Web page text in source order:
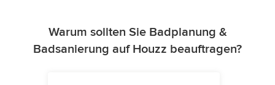
Warum sollten Sie Badplanung &
Badsanierung auf Houzz beauftragen?